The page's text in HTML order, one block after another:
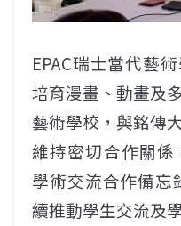
EPAC瑞士當代藝
培育漫畫、動畫及
藝術學校，與銘傳
維持密切合作關係
學術交流合作備忘
續推動學生交流及